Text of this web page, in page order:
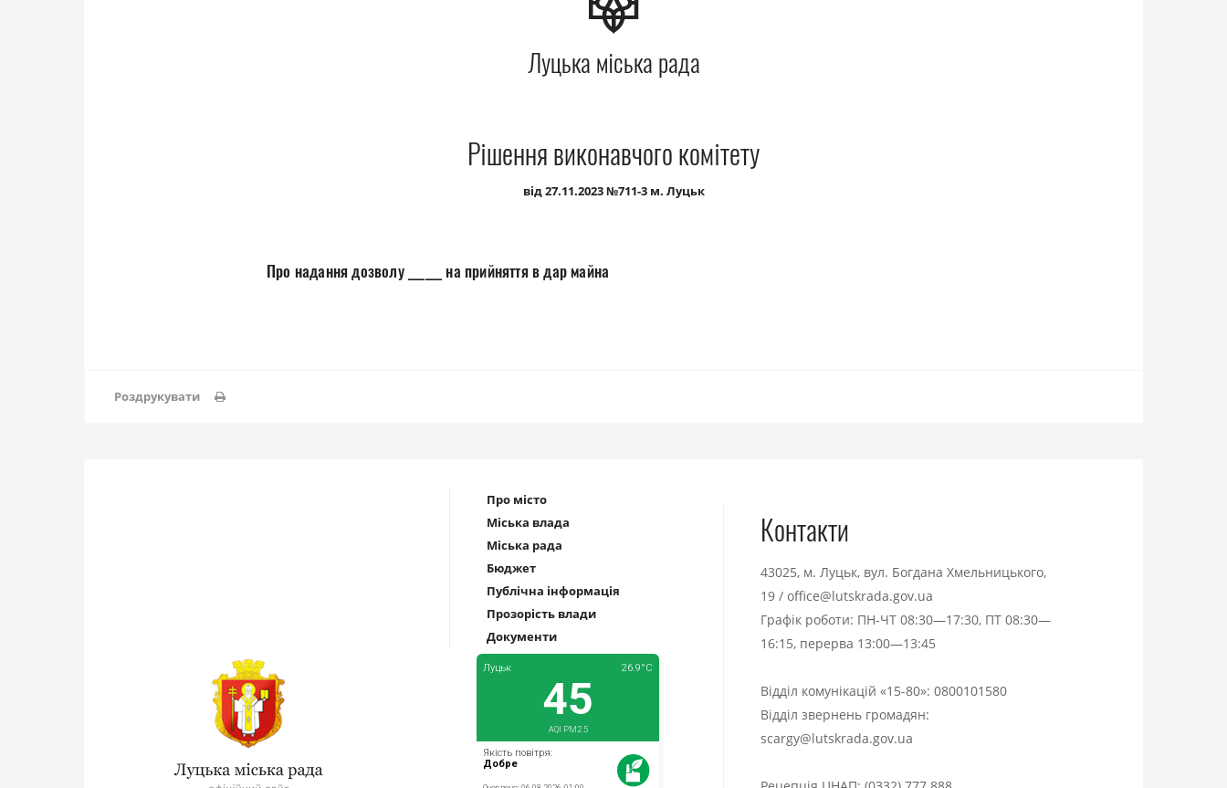
Луцька міська рада
Рішення виконавчого комітету
від 27.11.2023 №711-3 м. Луцьк
Про надання дозволу ______ на прийняття в дар майна
Роздрукувати
Про місто
Міська влада
Міська рада
Бюджет
Публічна інформація
Прозорість влади
Документи
Контакти
43025, м. Луцьк, вул. Богдана Хмельницького,
19 / office@lutskrada.gov.ua
Графік роботи: ПН-ЧТ 08:30—17:30, ПТ 08:30—
16:15, перерва 13:00—13:45
Відділ комунікацій «15-80»: 0800101580
Відділ звернень громадян:
scargy@lutskrada.gov.ua